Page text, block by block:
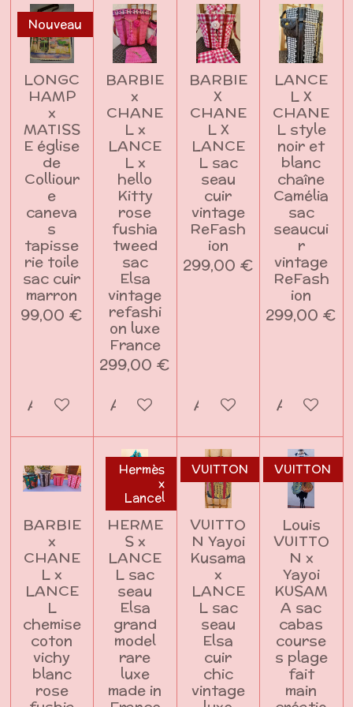
Nouveau
LONGC
HAMP
x
MATISS
E église
de
Colliour
e
caneva
s
tapisse
rie toile
sac cuir
marron
99,00 €
Ajouter au panier
BARBIE
x
CHANE
L x
LANCE
L x
hello
Kitty
rose
fushia
tweed
sac
Elsa
vintage
refashi
on luxe
France
299,00 €
Ajouter au panier
BARBIE
X
CHANE
L X
LANCE
L sac
seau
cuir
vintage
ReFash
ion
299,00 €
Ajouter au panier
LANCE
L X
CHANE
L style
noir et
blanc
chaîne
Camélia
sac
seaucui
r
vintage
ReFash
ion
299,00 €
Ajouter
BARBIE
x
CHANE
L x
LANCE
L
chemise
coton
vichy
blanc
rose
Hermès
x
Lancel
HERME
S x
LANCE
L sac
seau
Elsa
grand
model
rare
luxe
made in
VUITTON
VUITTO
N Yayoi
Kusama
x
LANCE
L sac
seau
Elsa
cuir
chic
vintage
VUITTON
Louis
VUITTO
N x
Yayoi
KUSAM
A sac
cabas
course
s plage
fait
main